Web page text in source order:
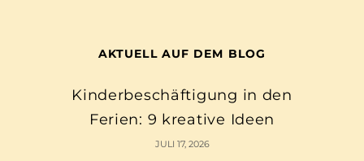
AKTUELL AUF DEM BLOG
Kinderbeschäftigung in den
Ferien: 9 kreative Ideen
JULI 17, 2026